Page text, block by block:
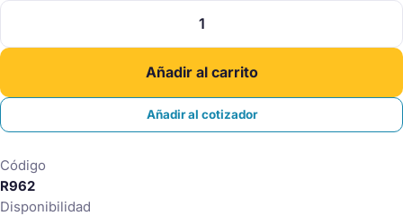
Amonio
Puro
Añadir al carrito
Añadir al cotizador
Código
R962
Disponibilidad